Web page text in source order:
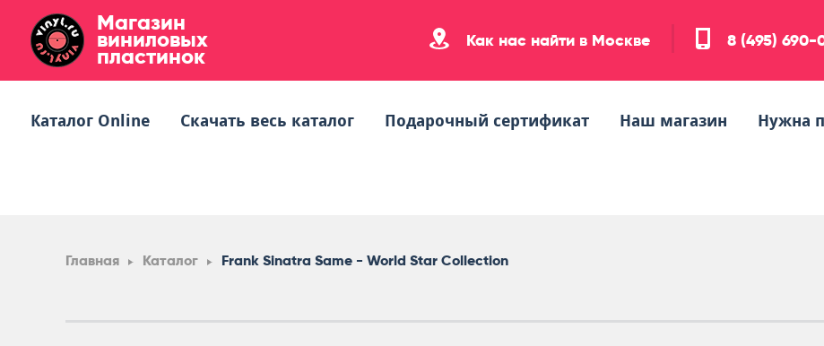
Магазин
виниловых
пластинок
Как нас найти в Москве 8 (495) 690-
Каталог Online Скачать весь каталог Подарочный сертификат Наш магазин Нужна
Главная Каталог Frank Sinatra Same - World Star Collection